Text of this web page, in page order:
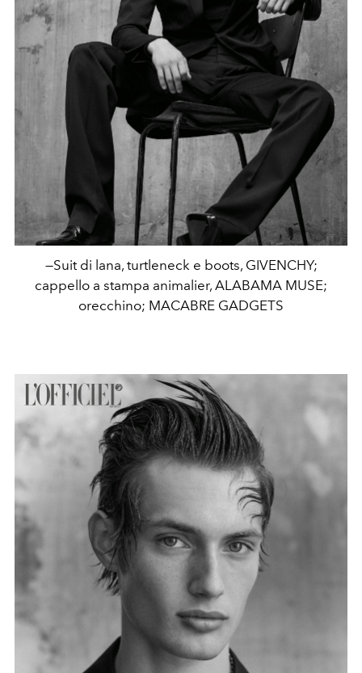
—Suit di lana, turtleneck e boots, GIVENCHY;
cappello a stampa animalier, ALABAMA MUSE;
orecchino; MACABRE GADGETS